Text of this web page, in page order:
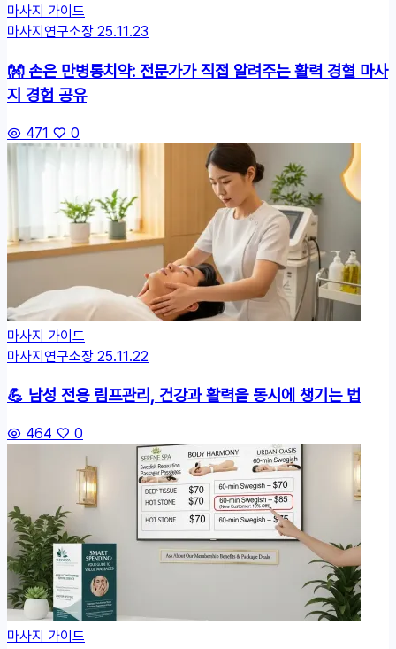
마사지 가이드
마사지연구소장25.11.23
👐 손은 만병통치약: 전문가가 직접 알려주는 활력 경혈 마사
지 경험 공유​​
471 0
마사지 가이드
마사지연구소장25.11.22
💪 남성 전용 림프관리, 건강과 활력을 동시에 챙기는 법
464 0
마사지 가이드